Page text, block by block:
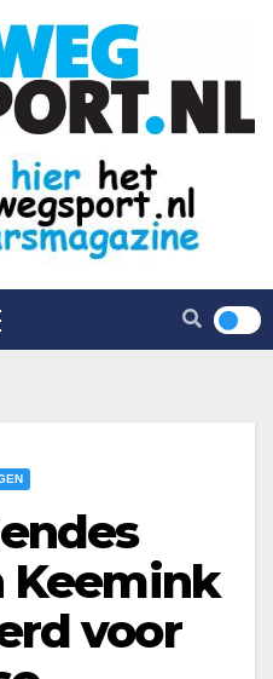
Keemink
voor